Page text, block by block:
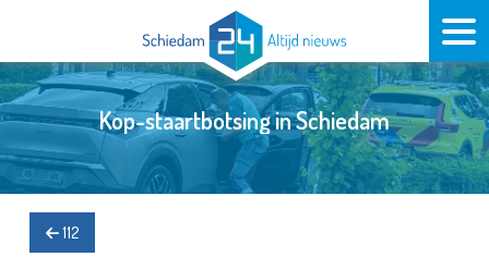
Kop-staartbotsing in Schiedam
112